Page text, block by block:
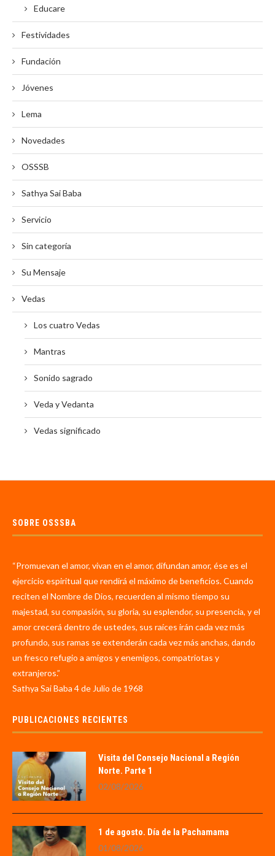
Educare
Festividades
Fundación
Jóvenes
Lema
Novedades
OSSSB
Sathya Sai Baba
Servicio
Sin categoría
Su Mensaje
Vedas
Los cuatro Vedas
Mantras
Sonido sagrado
Veda y Vedanta
Vedas significado
SOBRE OSSSBA
“Promuevan el amor, vivan en el amor, difundan amor, ése es el
ejercicio espiritual que rendirá el máximo de beneficios. Cuando
reciten el Nombre de Dios, recuerden al mismo tiempo su
majestad, su compasión, su gloria, su esplendor, su presencia, y el
amor crecerá dentro de ustedes, sus raíces irán cada vez más
profundo, sus ramas se extenderán cada vez más anchas, dando
un fresco refugio a amigos y enemigos, compatriotas y
extranjeros.”
Sathya Sai Baba 4 de Julio de 1968
PUBLICACIONES RECIENTES
Visita del Consejo Nacional a Región
Norte. Parte 1
02/08/2026
1 de agosto. Día de la Pachamama
01/08/2026